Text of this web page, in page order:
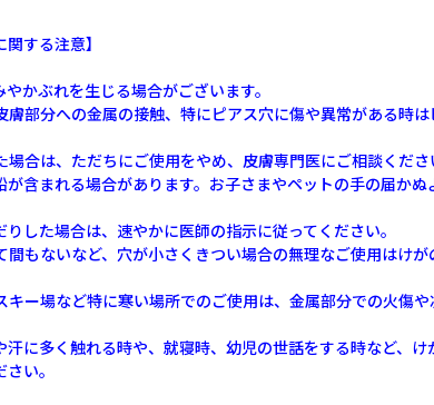
する注意】
かぶれを生じる場合がございます。
膚部分への金属の接触、特にピアス穴に傷や異常がある時
合は、ただちにご使用をやめ、皮膚専門医にご相談くださ
含まれる場合があります。お子さまやペットの手の届か
した場合は、速やかに医師の指示に従ってください。
もないなど、穴が小さくきつい場合の無理なご使用はけ
ー場など特に寒い場所でのご使用は、金属部分での火傷
に多く触れる時や、就寝時、幼児の世話をする時など、け
い。